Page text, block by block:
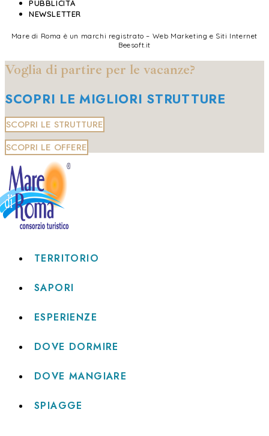
PUBBLICITÀ
NEWSLETTER
Mare di Roma è un marchi registrato – Web Marketing e Siti Internet
Beesoft.it
Voglia di partire per le vacanze?
SCOPRI LE MIGLIORI STRUTTURE
SCOPRI LE STRUTTURE
SCOPRI LE OFFERE
TERRITORIO
SAPORI
ESPERIENZE
DOVE DORMIRE
DOVE MANGIARE
SPIAGGE